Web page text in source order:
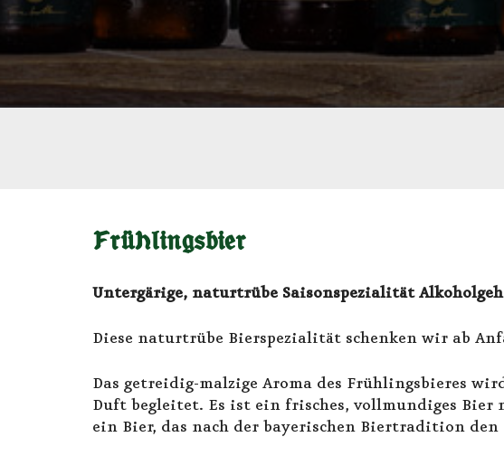
Frühlingsbier
Untergärige, naturtrübe Saisonspezialität
Diese naturtrübe Bierspezialität schenken wir ab
Das getreidig-malzige Aroma des Frühlingsbieres
Duft begleitet. Es ist ein frisches, vollmundiges Bier
ein Bier, das nach der bayerischen Biertradition